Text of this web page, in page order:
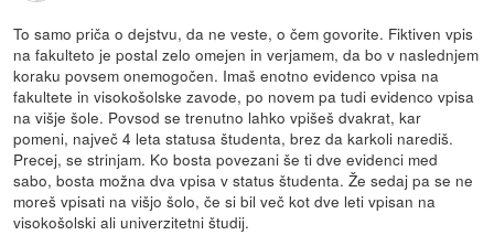
To samo priča o dejstvu, da ne veste, o čem govorite. Fiktiven vpis
na fakulteto je postal zelo omejen in verjamem, da bo v naslednjem
koraku povsem onemogočen. Imaš enotno evidenco vpisa na
fakultete in visokošolske zavode, po novem pa tudi evidenco vpisa
na višje šole. Povsod se trenutno lahko vpišeš dvakrat, kar
pomeni, največ 4 leta statusa študenta, brez da karkoli narediš.
Precej, se strinjam. Ko bosta povezani še ti dve evidenci med
sabo, bosta možna dva vpisa v status študenta. Že sedaj pa se ne
moreš vpisati na višjo šolo, če si bil več kot dve leti vpisan na
visokošolski ali univerzitetni študij.